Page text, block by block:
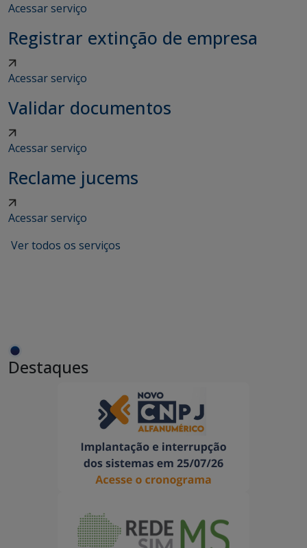
Acessar serviço
Registrar extinção de empresa
Acessar serviço
Validar documentos
Acessar serviço
Reclame jucems
Acessar serviço
Ver todos os serviços
Destaques